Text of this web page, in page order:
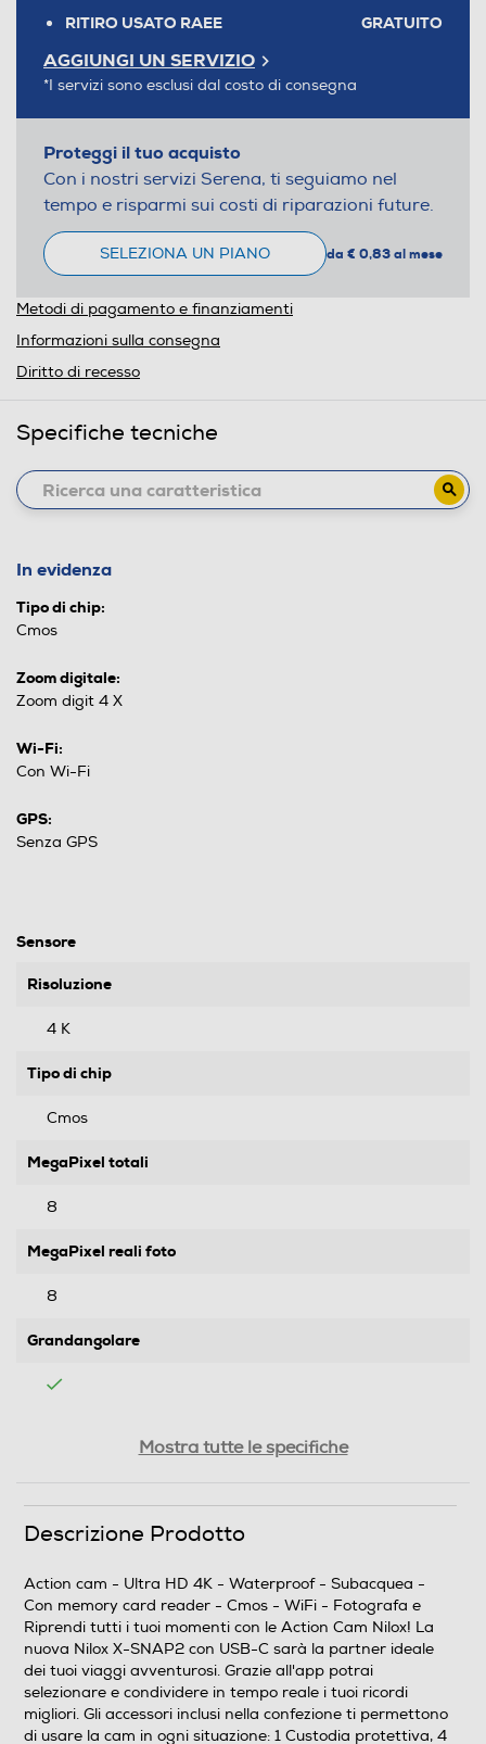
RITIRO USATO RAEE GRATUITO
AGGIUNGI UN SERVIZIO
*I servizi sono esclusi dal costo di consegna
Proteggi il tuo acquisto
Con i nostri servizi Serena, ti seguiamo nel
tempo e risparmi sui costi di riparazioni future.
SELEZIONA UN PIANO da € 0,83 al mese
Metodi di pagamento e finanziamenti
Informazioni sulla consegna
Diritto di recesso
Specifiche tecniche
In evidenza
Tipo di chip:
Cmos
Zoom digitale:
Zoom digit 4 X
Wi-Fi:
Con Wi-Fi
GPS:
Senza GPS
Sensore
Risoluzione
4 K
Tipo di chip
Cmos
MegaPixel totali
8
MegaPixel reali foto
8
Grandangolare
Lunghezza focale massima-mm
3
Display
Mostra tutte le specifiche
Descrizione Prodotto
Action cam - Ultra HD 4K - Waterproof - Subacquea -
Con memory card reader - Cmos - WiFi - Fotografa e
Riprendi tutti i tuoi momenti con le Action Cam Nilox! La
nuova Nilox X-SNAP2 con USB-C sarà la partner ideale
dei tuoi viaggi avventurosi. Grazie all'app potrai
selezionare e condividere in tempo reale i tuoi ricordi
migliori. Gli accessori inclusi nella confezione ti permettono
di usare la cam in ogni situazione: 1 Custodia protettiva, 4